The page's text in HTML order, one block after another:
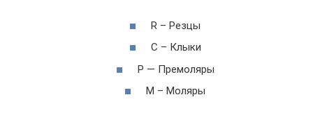
R – Резцы
C – Клыки
P — Премоляры
М – Моляры